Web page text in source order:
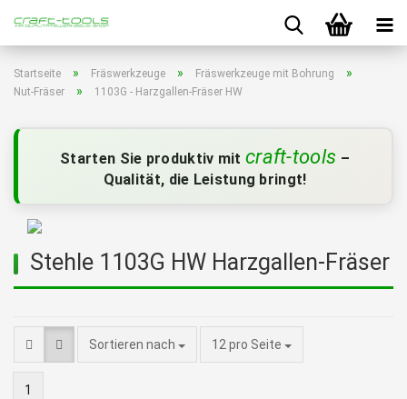
Startseite » Fräswerkzeuge » Fräswerkzeuge mit Bohrung »
Nut-Fräser » 1103G - Harzgallen-Fräser HW
Starten Sie produktiv mit craft-tools –
Qualität, die Leistung bringt!
Stehle 1103G HW Harzgallen-Fräser
Sortieren nach 12 pro Seite
pro Seite
1